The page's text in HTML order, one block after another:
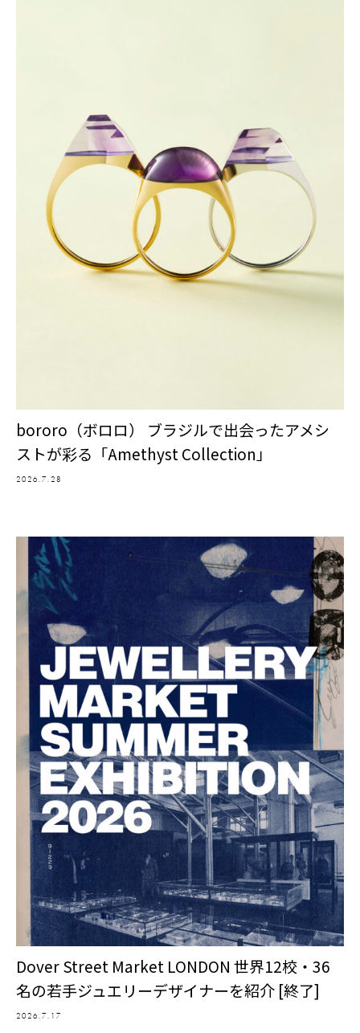
bororo（ボロロ） ブラジルで出会ったアメシ
ストが彩る「Amethyst Collection」
2026.7.28
Dover Street Market LONDON 世界12校・36
名の若手ジュエリーデザイナーを紹介 [終了]
2026.7.17